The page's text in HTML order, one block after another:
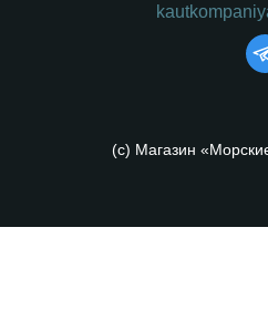
(с) Магазин